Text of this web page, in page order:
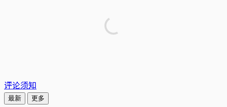
评论须知
最新 更多